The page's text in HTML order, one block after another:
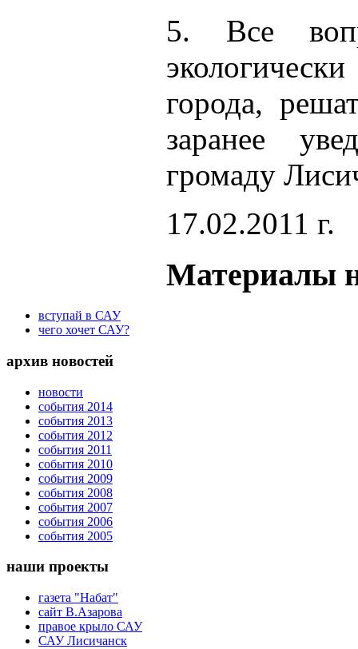
5. Все
города,
заранее
громаду
17.02.2011 г.
Материалы
вступай в САУ
чего хочет САУ?
архив новостей
новости
события 2014
события 2013
события 2012
события 2011
события 2010
события 2009
события 2008
события 2007
события 2006
события 2005
наши проекты
газета "Набат"
сайт В.Азарова
правое крыло САУ
САУ Лисичанск